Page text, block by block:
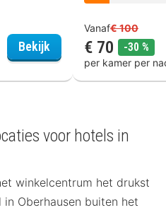
Bekijk Hotel Residenz
Vanaf€ 100
€ 70 -30 %
per kamer per
voor hotels in
winkelcentrum het drukst
Oberhausen buiten het